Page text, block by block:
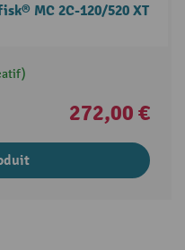
MC 2C-120/520 XT
272,00 €